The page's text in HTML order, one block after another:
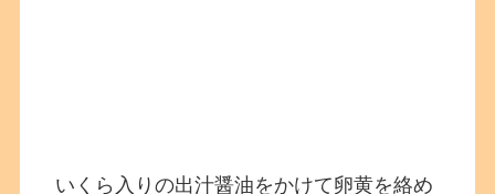
いくら入りの出汁醤油をかけて卵黄を絡め